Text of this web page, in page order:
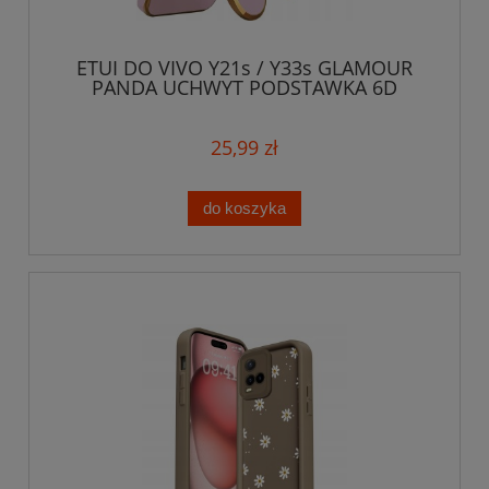
ETUI DO VIVO Y21s / Y33s GLAMOUR
PANDA UCHWYT PODSTAWKA 6D
25,99 zł
do koszyka